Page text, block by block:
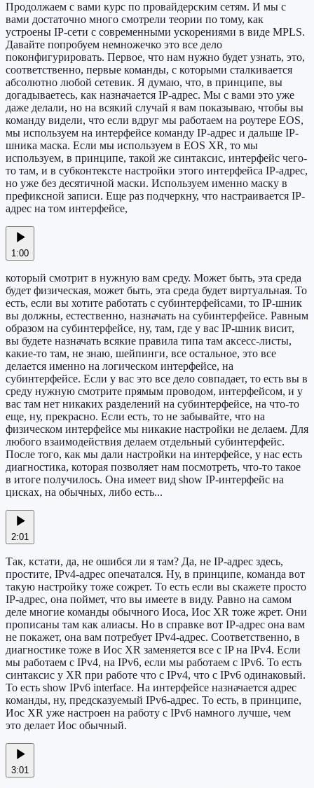
Продолжаем с вами курс по провайдерским сетям. И мы с
вами достаточно много смотрели теории по тому, как
устроены IP-сети с современными ускорениями в виде MPLS.
Давайте попробуем немножечко это все дело
поконфигурировать. Первое, что нам нужно будет узнать, это,
соответственно, первые команды, с которыми сталкивается
абсолютно любой сетевик. Я думаю, что, в принципе, вы
догадываетесь, как назначается IP-адрес. Мы с вами это уже
даже делали, но на всякий случай я вам показываю, чтобы вы
команду видели, что если вдруг мы работаем на роутере EOS,
мы используем на интерфейсе команду IP-адрес и дальше IP-
шника маска. Если мы используем в EOS XR, то мы
используем, в принципе, такой же синтаксис, интерфейс чего-
то там, и в субконтексте настройки этого интерфейса IP-адрес,
но уже без десятичной маски. Используем именно маску в
префиксной записи. Еще раз подчеркну, что настраивается IP-
адрес на том интерфейсе,
1:00
который смотрит в нужную вам среду. Может быть, эта среда
будет физическая, может быть, эта среда будет виртуальная. То
есть, если вы хотите работать с субинтерфейсами, то IP-шник
вы должны, естественно, назначать на субинтерфейсе. Равным
образом на субинтерфейсе, ну, там, где у вас IP-шник висит,
вы будете назначать всякие правила типа там аксесс-листы,
какие-то там, не знаю, шейпинги, все остальное, это все
делается именно на логическом интерфейсе, на
субинтерфейсе. Если у вас это все дело совпадает, то есть вы в
среду нужную смотрите прямым проводом, интерфейсом, и у
вас там нет никаких разделений на субинтерфейсе, на что-то
еще, ну, прекрасно. Если есть, то не забывайте, что на
физическом интерфейсе мы никакие настройки не делаем. Для
любого взаимодействия делаем отдельный субинтерфейс.
После того, как мы дали настройки на интерфейсе, у нас есть
диагностика, которая позволяет нам посмотреть, что-то такое
в итоге получилось. Она имеет вид show IP-интерфейс на
цисках, на обычных, либо есть...
2:01
Так, кстати, да, не ошибся ли я там? Да, не IP-адрес здесь,
простите, IPv4-адрес опечатался. Ну, в принципе, команда вот
такую настройку тоже сожрет. То есть если вы скажете просто
IP-адрес, она поймет, что вы имеете в виду. Равно на самом
деле многие команды обычного Иоса, Иос XR тоже жрет. Они
прописаны там как алиасы. Но в справке вот IP-адрес она вам
не покажет, она вам потребует IPv4-адрес. Соответственно, в
диагностике тоже в Иос XR заменяется все с IP на IPv4. Если
мы работаем с IPv4, на IPv6, если мы работаем с IPv6. То есть
синтаксис у XR при работе что с IPv4, что с IPv6 одинаковый.
То есть show IPv6 interface. На интерфейсе назначается адрес
команды, ну, предсказуемый IPv6-адрес. То есть, в принципе,
Иос XR уже настроен на работу с IPv6 намного лучше, чем
это делает Иос обычный.
3:01